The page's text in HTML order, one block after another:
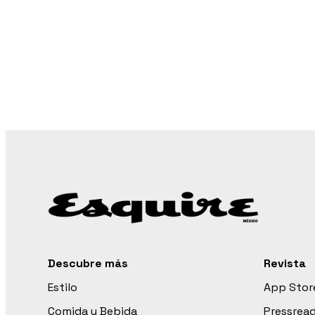
Descubre más
Estilo
Comida y Bebida
Revista
App